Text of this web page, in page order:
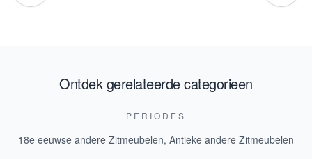
Ontdek gerelateerde categorieen
PERIODES
18e eeuwse andere Zitmeubelen, Antieke andere Zitmeubelen